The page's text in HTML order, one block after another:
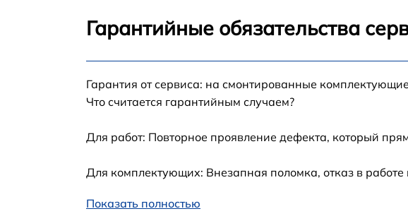
Замена электросхемы Haier C2F637CFMV
C2F637CFMV
Ремонт датчика морозильного отделения
Haier C2F637CFMV
Гарантийные обязательства
Гарантия от сервиса: на смонтированные
Что считается гарантийным случаем?
Для работ: Повторное проявление дефекта, который
Для комплектующих: Внезапная поломка, отказ в
Показать полностью